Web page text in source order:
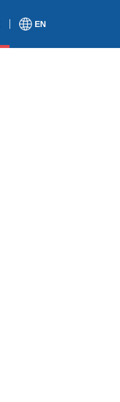
EN